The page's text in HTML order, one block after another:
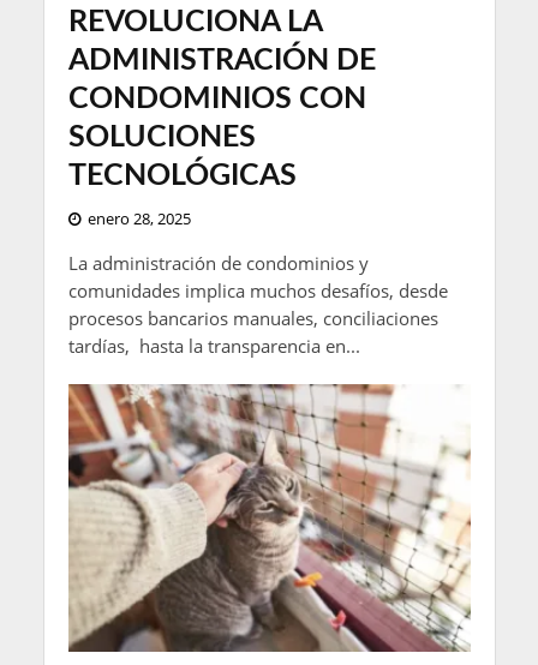
REVOLUCIONA LA
ADMINISTRACIÓN DE
CONDOMINIOS CON
SOLUCIONES
TECNOLÓGICAS
enero 28, 2025
La administración de condominios y
comunidades implica muchos desafíos, desde
procesos bancarios manuales, conciliaciones
tardías, hasta la transparencia en...